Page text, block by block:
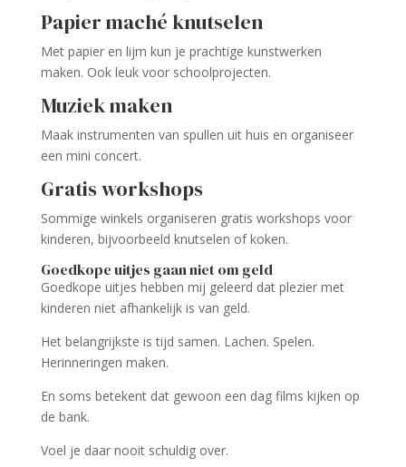
Papier maché knutselen
Met papier en lijm kun je prachtige kunstwerken
maken. Ook leuk voor schoolprojecten.
Muziek maken
Maak instrumenten van spullen uit huis en organiseer
een mini concert.
Gratis workshops
Sommige winkels organiseren gratis workshops voor
kinderen, bijvoorbeeld knutselen of koken.
Goedkope uitjes gaan niet om geld
Goedkope uitjes hebben mij geleerd dat plezier met
kinderen niet afhankelijk is van geld.
Het belangrijkste is tijd samen. Lachen. Spelen.
Herinneringen maken.
En soms betekent dat gewoon een dag films kijken op
de bank.
Voel je daar nooit schuldig over.